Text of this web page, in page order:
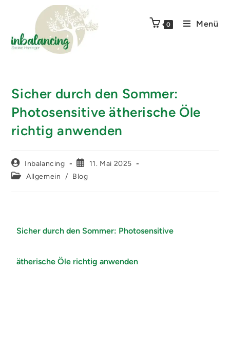
0 Menü
Sicher durch den Sommer:
Photosensitive ätherische Öle
richtig anwenden
Inbalancing
11. Mai 2025
Allgemein / Blog
Sicher durch den Sommer: Photosensitive
ätherische Öle richtig anwenden